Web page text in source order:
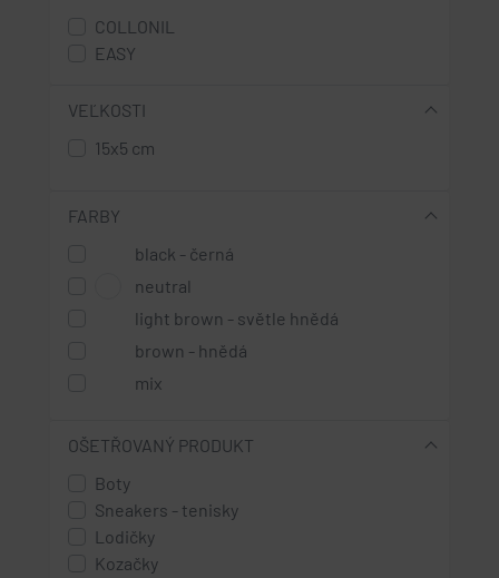
COLLONIL
EASY
VEĽKOSTI
15x5 cm
FARBY
black - černá
neutral
light brown - světle hnědá
brown - hnědá
mix
OŠETŘOVANÝ PRODUKT
Boty
Sneakers - tenisky
Lodičky
Kozačky